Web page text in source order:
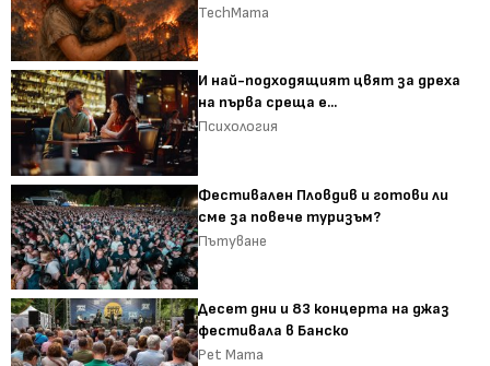
TechMama
И най-подходящият цвят за дреха
на първа среща е...
Психология
Фестивален Пловдив и готови ли
сме за повече туризъм?
Пътуване
Десет дни и 83 концерта на джаз
фестивала в Банско
Pet Mama